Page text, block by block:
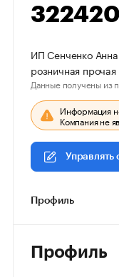
ИП Сенченко Анна
розничная
Данные получены из
Информация
Компания не
Управлять
Профиль
Профиль